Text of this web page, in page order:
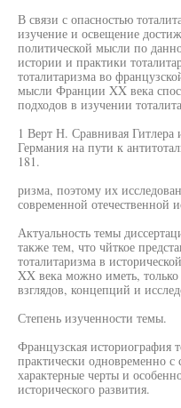
В связи с опасностью
изучение и освещение
политической мысли по
истории и практики
тоталитаризма во
мысли Франции XX века
подходов в изучении
1 Верт Н. Сравнивая Гитлера
Германия на пути к
181.
ризма, поэтому их
современной отечественной
Актуальность темы
также тем, что чйткое
тоталитаризма в
XX века можно иметь,
взглядов, концепций и
Степень изученности темы.
Французская историография
практически одновременно с
характерные черты и
исторического развития.